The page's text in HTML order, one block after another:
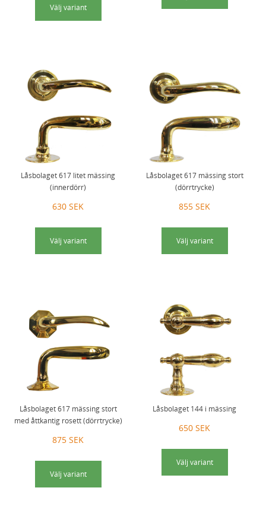
FÖRNICKLAD STÅLSKRUV
Välj variant
Låsbolaget 617 litet mässing
(innerdörr)
630 SEK
Välj variant
Låsbolaget 617 mässing stort
(dörrtrycke)
855 SEK
Välj variant
Låsbolaget 617 mässing stort
med åttkantig rosett (dörrtrycke)
875 SEK
Välj variant
Låsbolaget 144 i mässing
650 SEK
Välj variant